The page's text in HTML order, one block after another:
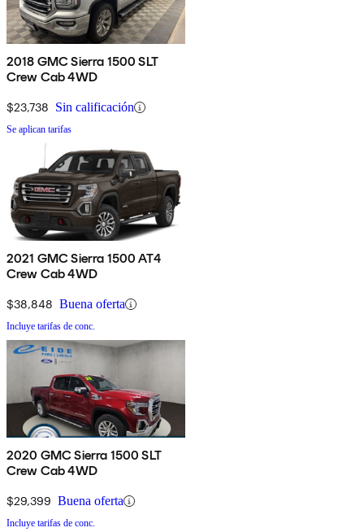
2018 GMC Sierra 1500 SLT
Crew Cab 4WD
$23,738 Sin calificación
Se aplican tarifas
2021 GMC Sierra 1500 AT4
Crew Cab 4WD
$38,848 Buena oferta
Incluye tarifas de conc.
2020 GMC Sierra 1500 SLT
Crew Cab 4WD
$29,399 Buena oferta
Incluye tarifas de conc.